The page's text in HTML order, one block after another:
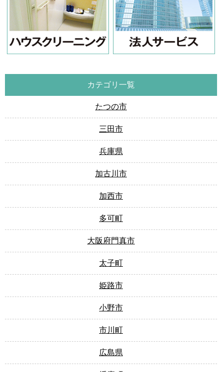
カテゴリ一覧
たつの市
三田市
兵庫県
加古川市
加西市
多可町
大阪府門真市
太子町
姫路市
小野市
市川町
広島県